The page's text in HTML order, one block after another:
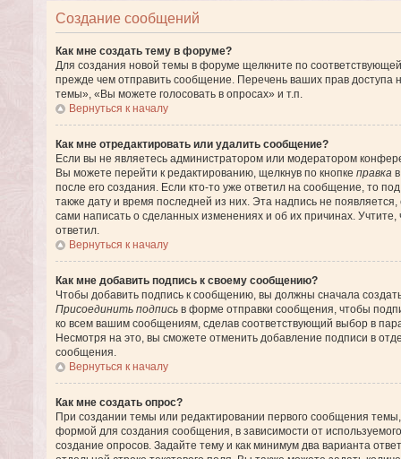
Создание сообщений
Как мне создать тему в форуме?
Для создания новой темы в форуме щелкните по
прежде чем отправить сообщение. Перечень ваших прав
темы», «Вы можете голосовать в опросах» и т.п.
Вернуться к началу
Как мне отредактировать или удалить сообщение?
Если вы не являетесь администратором или модератором
Вы можете перейти к редактированию, щелкнув по кнопке правка
после его создания. Если кто-то уже ответил на сообщение, то
также дату и время последней из них. Эта надпись не
сами написать о сделанных изменениях и об их причинах.
ответил.
Вернуться к началу
Как мне добавить подпись к своему сообщению?
Чтобы добавить подпись к сообщению, вы должны сначала
Присоединить подпись в форме отправки сообщения, чтобы
ко всем вашим сообщениям, сделав соответствующий выбор в
Несмотря на это, вы сможете отменить добавление подписи в
сообщения.
Вернуться к началу
Как мне создать опрос?
При создании темы или редактировании первого сообщения
формой для создания сообщения, в зависимости от
создание опросов. Задайте тему и как минимум два варианта